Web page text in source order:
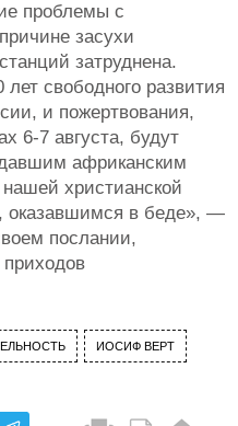
проблемы с
засухи
затруднена.
свободного развития
и пожертвования,
6-7 августа, будут
африканским
нашей христианской
в беде», —
послании,
ИОСИФ ВЕРТ